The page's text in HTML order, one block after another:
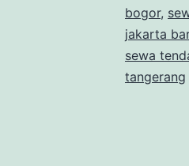
bogor,
jakarta
sewa
tangerang